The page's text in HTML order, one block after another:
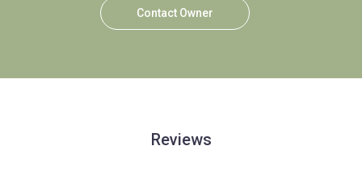
Contact Owner
Reviews